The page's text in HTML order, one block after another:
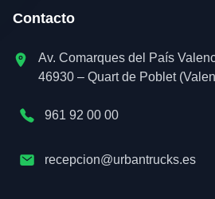
Contacto
Av. Comarques del País
46930 – Quart de Poblet
961 92 00 00
recepcion@urbantrucks.es